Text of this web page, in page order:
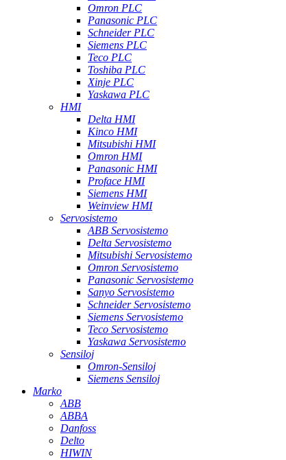
Omron PLC
Panasonic PLC
Schneider PLC
Siemens PLC
Teco PLC
Toshiba PLC
Xinje PLC
Yaskawa PLC
HMI
Delta HMI
Kinco HMI
Mitsubishi HMI
Omron HMI
Panasonic HMI
Proface HMI
Siemens HMI
Weinview HMI
Servosistemo
ABB Servosistemo
Delta Servosistemo
Mitsubishi Servosistemo
Omron Servosistemo
Panasonic Servosistemo
Sanyo Servosistemo
Schneider Servosistemo
Siemens Servosistemo
Teco Servosistemo
Yaskawa Servosistemo
Sensiloj
Omron-Sensiloj
Siemens Sensiloj
Marko
ABB
ABBA
Danfoss
Delto
HIWIN